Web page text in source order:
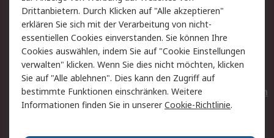
Rechtliches
AGB
Datenschutz
Cookie-Richtlinie
Zahlungsbedingungen
Copyright/Impressum
Entsorgung
Elektrogeräte/Batterien
Drittanbietern. Durch Klicken auf "Alle akzeptieren"
erklären Sie sich mit der Verarbeitung von nicht-
essentiellen Cookies einverstanden. Sie können Ihre
Cookies auswählen, indem Sie auf "Cookie Einstellungen
verwalten" klicken. Wenn Sie dies nicht möchten, klicken
Sie auf "Alle ablehnen". Dies kann den Zugriff auf
bestimmte Funktionen einschränken. Weitere
Informationen finden Sie in unsererCookie-Richtlinie.